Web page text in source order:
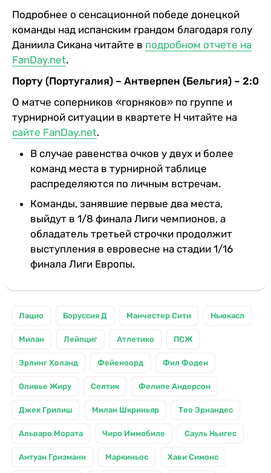
Подробнее о сенсационной победе донецкой
команды над испанским грандом благодаря голу
Даниила Сикана читайте в подробном отчете на
FanDay.net.
Порту (Португалия) – Антверпен (Бельгия) – 2:0
О матче соперников «горняков» по группе и
турнирной ситуации в квартете H читайте на
сайте FanDay.net.
В случае равенства очков у двух и более
команд места в турнирной таблице
распределяются по личным встречам.
Команды, занявшие первые два места,
выйдут в 1/8 финала Лиги чемпионов, а
обладатель третьей строчки продолжит
выступления в евровесне на стадии 1/16
финала Лиги Европы.
Лацио Боруссия Д Манчестер Сити Ньюкасл
Милан Лейпциг Атлетико ПСЖ
Эрлинг Холанд Фейеноорд Фил Фоден
Оливье Жиру Селтик Фелипе Андерсон
Джек Грилиш Милан Шкриньяр Тео Эрнандес
Альваро Мората Чиро Иммобиле Сауль Ньигес
Антуан Гризманн Маркиньос Хави Симонс